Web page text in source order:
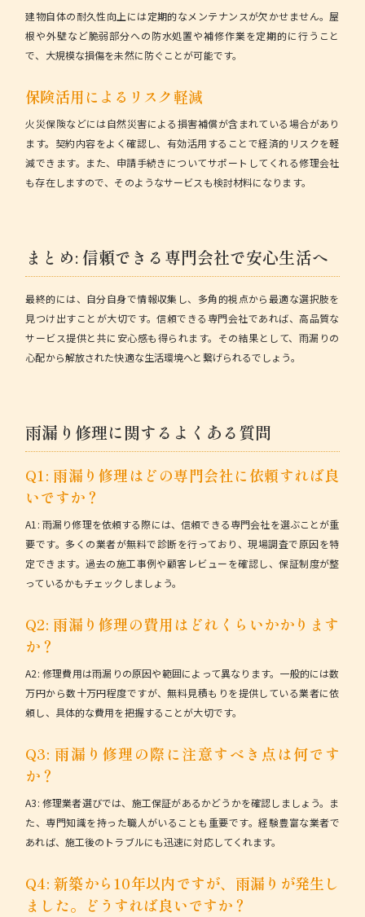
建物自体の耐久性向上には定期的なメンテナンスが欠かせません。屋
根や外壁など脆弱部分への防水処置や補修作業を定期的に行うこと
で、大規模な損傷を未然に防ぐことが可能です。
保険活用によるリスク軽減
火災保険などには自然災害による損害補償が含まれている場合があり
ます。契約内容をよく確認し、有効活用することで経済的リスクを軽
減できます。また、申請手続きについてサポートしてくれる修理会社
も存在しますので、そのようなサービスも検討材料になります。
まとめ: 信頼できる専門会社で安心生活へ
最終的には、自分自身で情報収集し、多角的視点から最適な選択肢を
見つけ出すことが大切です。信頼できる専門会社であれば、高品質な
サービス提供と共に安心感も得られます。その結果として、雨漏りの
心配から解放された快適な生活環境へと繋げられるでしょう。
雨漏り修理に関するよくある質問
Q1: 雨漏り修理はどの専門会社に依頼すれば良
いですか？
A1: 雨漏り修理を依頼する際には、信頼できる専門会社を選ぶことが重
要です。多くの業者が無料で診断を行っており、現場調査で原因を特
定できます。過去の施工事例や顧客レビューを確認し、保証制度が整
っているかもチェックしましょう。
Q2: 雨漏り修理の費用はどれくらいかかります
か？
A2: 修理費用は雨漏りの原因や範囲によって異なります。一般的には数
万円から数十万円程度ですが、無料見積もりを提供している業者に依
頼し、具体的な費用を把握することが大切です。
Q3: 雨漏り修理の際に注意すべき点は何です
か？
A3: 修理業者選びでは、施工保証があるかどうかを確認しましょう。ま
た、専門知識を持った職人がいることも重要です。経験豊富な業者で
あれば、施工後のトラブルにも迅速に対応してくれます。
Q4: 新築から10年以内ですが、雨漏りが発生し
ました。どうすれば良いですか？